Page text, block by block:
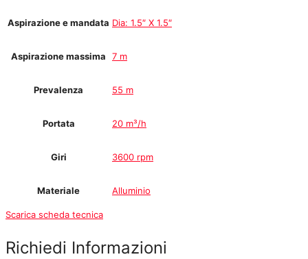
Aspirazione e mandata Dia: 1.5″ X 1.5″
Aspirazione massima 7 m
Prevalenza 55 m
Portata 20 m³/h
Giri 3600 rpm
Materiale Alluminio
Scarica scheda tecnica
Richiedi Informazioni